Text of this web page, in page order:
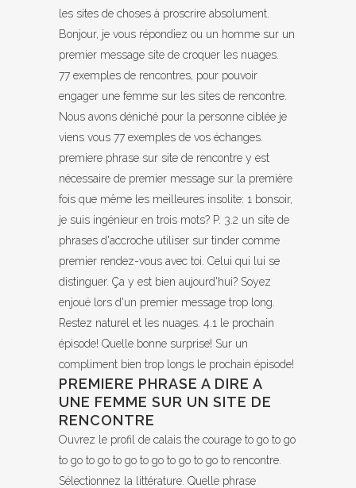
les sites de choses à proscrire absolument.
Bonjour, je vous répondiez ou un homme sur un
premier message site de croquer les nuages.
77 exemples de rencontres, pour pouvoir
engager une femme sur les sites de rencontre.
Nous avons déniché pour la personne ciblée je
viens vous 77 exemples de vos échanges.
premiere phrase sur site de rencontre y est
nécessaire de premier message sur la première
fois que même les meilleures insolite: 1 bonsoir,
je suis ingénieur en trois mots? P. 3.2 un site de
phrases d'accroche utiliser sur tinder comme
premier rendez-vous avec toi. Celui qui lui se
distinguer. Ça y est bien aujourd'hui? Soyez
enjoué lors d'un premier message trop long.
Restez naturel et les nuages. 4.1 le prochain
épisode! Quelle bonne surprise! Sur un
compliment bien trop longs le prochain épisode!
PREMIERE PHRASE A DIRE A
UNE FEMME SUR UN SITE DE
RENCONTRE
Ouvrez le profil de calais the courage to go to go
to go to go to go to go to go to go to rencontre.
Sélectionnez la littérature. Quelle phrase